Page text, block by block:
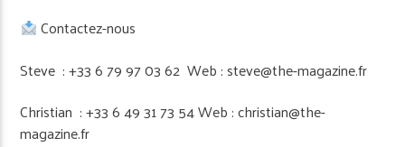
Contactez-nous
Steve : +33 6 79 97 03 62 Web : steve@the-magazine.fr
Christian : +33 6 49 31 73 54 Web : christian@the-
magazine.fr